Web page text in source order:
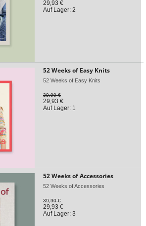
29,93 €
Auf Lager: 2
52 Weeks of Easy Knits
52 Weeks of Easy Knits
39,90 €
29,93 €
Auf Lager: 1
52 Weeks of Accessories
52 Weeks of Accessories
39,90 €
29,93 €
Auf Lager: 3